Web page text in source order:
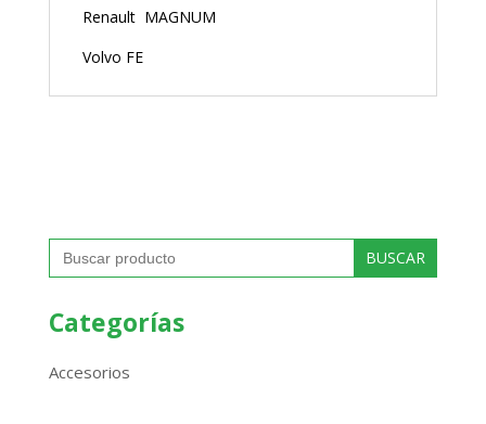
Renault MAGNUM
Volvo FE
Buscar:
Categorías
Accesorios